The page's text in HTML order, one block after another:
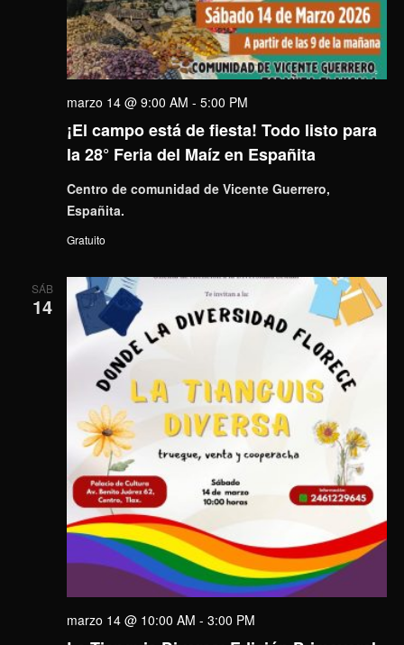
¡El campo está de fiesta! Todo listo para
la 28° Feria del Maíz en Españita
marzo 14 @ 9:00 AM - 5:00 PM
Centro de comunidad de Vicente Guerrero,
Españita.
Gratuito
SÁB
14
marzo 14 @ 10:00 AM - 3:00 PM